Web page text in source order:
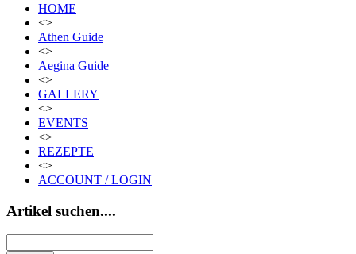
HOME
<>
Athen Guide
<>
Aegina Guide
<>
GALLERY
<>
EVENTS
<>
REZEPTE
<>
ACCOUNT / LOGIN
Artikel suchen....